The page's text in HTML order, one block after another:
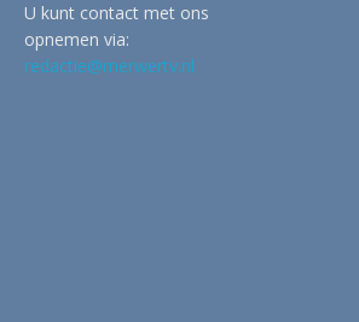
U kunt contact met ons
opnemen via:
redactie@merwertv.nl